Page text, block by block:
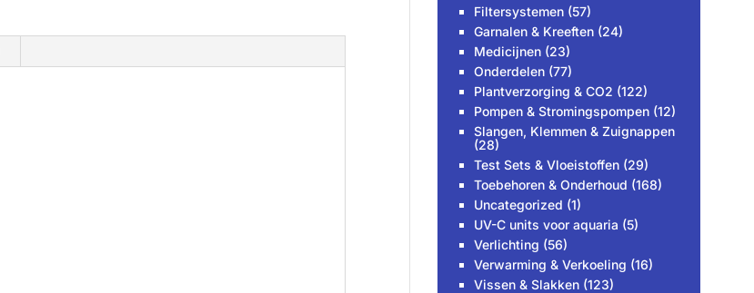
Filtersystemen (57)
Garnalen & Kreeften (24)
Medicijnen (23)
Onderdelen (77)
Plantverzorging & CO2 (122)
Pompen & Stromingspompen (12)
Slangen, Klemmen & Zuignappen
(28)
Test Sets & Vloeistoffen (29)
Toebehoren & Onderhoud (168)
Uncategorized (1)
UV-C units voor aquaria (5)
Verlichting (56)
Verwarming & Verkoeling (16)
Vissen & Slakken (123)